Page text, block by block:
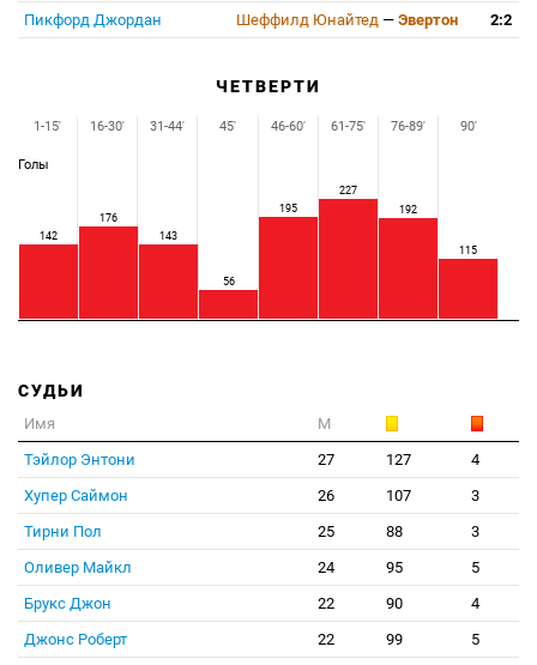
Пикфорд Джордан
Шеффилд Юнайтед — Эвертон 2:2
ЧЕТВЕРТИ
Голы
142
176
143
56
195
227
192
115
1-15' 16-30' 31-44' 45' 46-60' 61-75' 76-89' 90'
СУДЬИ
Имя
М
Тэйлор Энтони
27 127
4
Хупер Саймон
26 107
3
Тирни Пол
25 88
3
Оливер Майкл
24 95
5
Брукс Джон
22 90
4
Джонс Роберт
22 99
5